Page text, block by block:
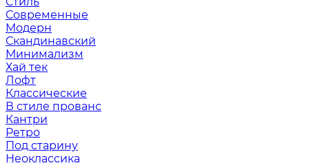
Современные
Модерн
Скандинавский
Минимализм
Хай тек
Лофт
Классические
В стиле прованс
Кантри
Ретро
Под старину
Неоклассика